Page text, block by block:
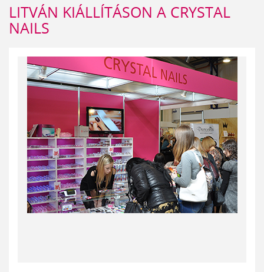
LITVÁN KIÁLLÍTÁSON A CRYSTAL
NAILS